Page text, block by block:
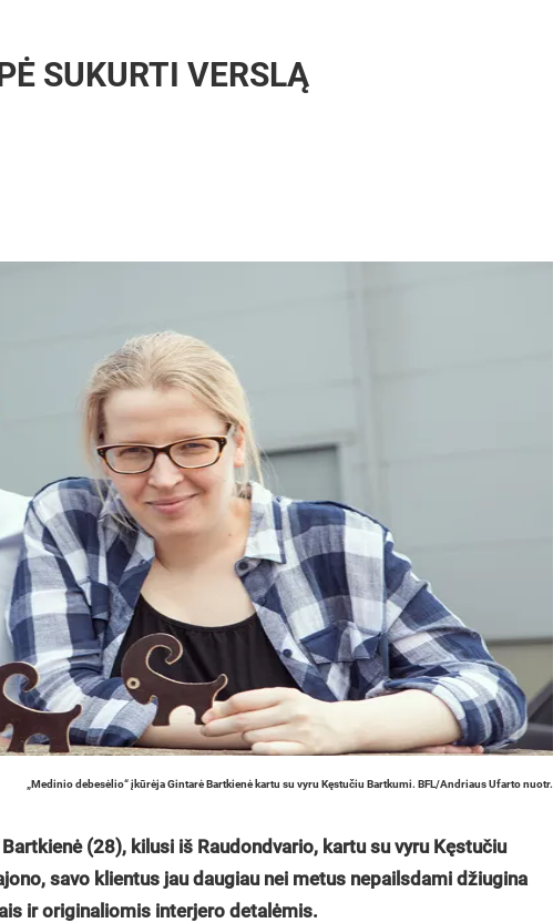
SUKURTI VERSLĄ
„Medinio debesėlio“ įkūrėja Gintarė Bartkienė kartu su vyru Kęstučiu Bartkumi. BFL/Andriaus Ufarto nuotr.
Bartkienė (28), kilusi iš Raudondvario, kartu su vyru Kęstučiu
savo klientus jau daugiau nei metus nepailsdami džiugina
ir originaliomis interjero detalėmis.